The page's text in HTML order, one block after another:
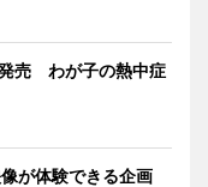
売 わが子の熱中症
が体験できる企画